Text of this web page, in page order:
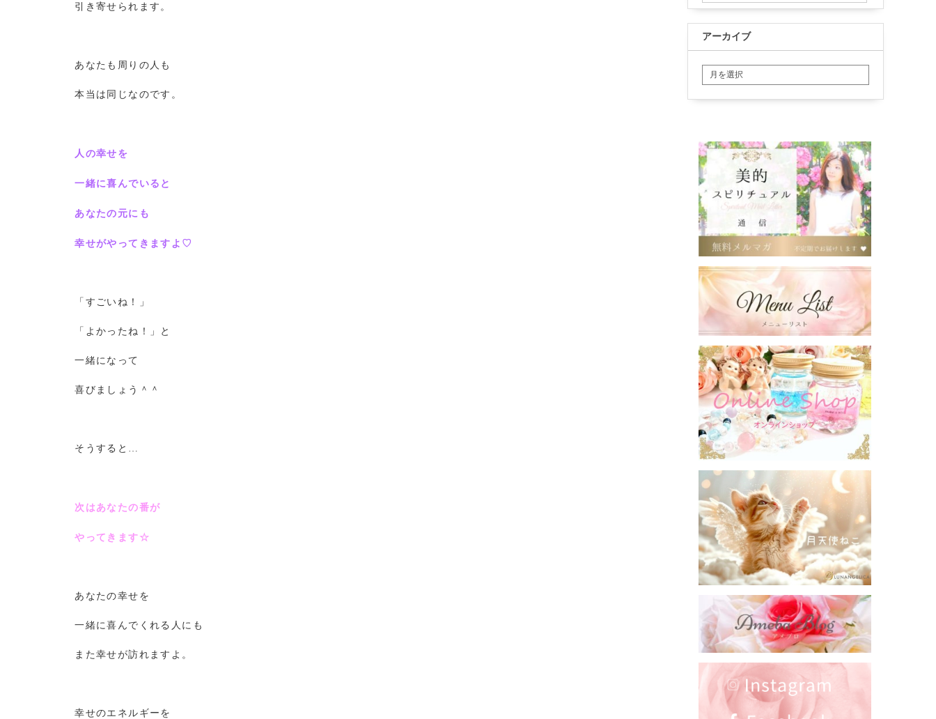
引き寄せられます。
あなたも周りの人も
本当は同じなのです。
人の幸せを
一緒に喜んでいると
あなたの元にも
幸せがやってきますよ♡
「すごいね！」
「よかったね！」と
一緒になって
喜びましょう＾＾
そうすると…
次はあなたの番が
やってきます☆
あなたの幸せを
一緒に喜んでくれる人にも
また幸せが訪れますよ。
幸せのエネルギーを
アーカイブ